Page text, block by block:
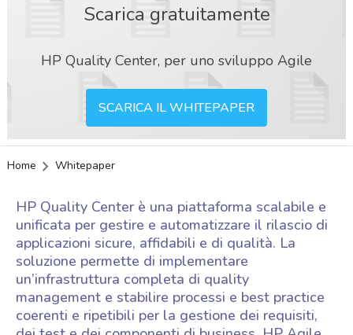
Scarica gratuitamente
HP Quality Center, per uno sviluppo Agile
SCARICA IL WHITEPAPER
Home Whitepaper
HP Quality Center è una piattaforma scalabile e
unificata per gestire e automatizzare il rilascio di
applicazioni sicure, affidabili e di qualità. La
soluzione permette di implementare
un’infrastruttura completa di quality
management e stabilire processi e best practice
coerenti e ripetibili per la gestione dei requisiti,